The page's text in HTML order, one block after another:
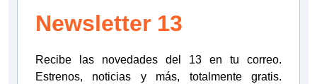
Newsletter 13
Recibe las novedades del 13 en tu correo.
Estrenos, noticias y más, totalmente gratis.